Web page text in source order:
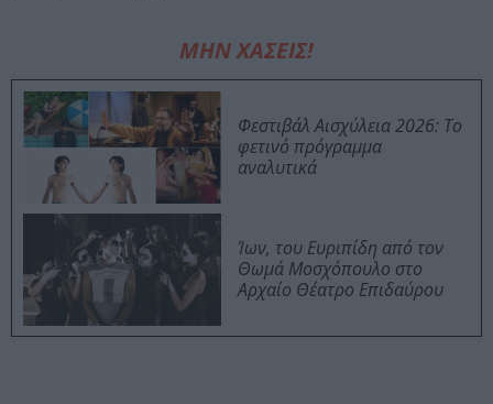
ΜΗΝ ΧΑΣΕΙΣ!
Φεστιβάλ Αισχύλεια 2026: Το
φετινό πρόγραμμα
αναλυτικά
Ίων, του Ευριπίδη από τον
Θωμά Μοσχόπουλο στο
Αρχαίο Θέατρο Επιδαύρου